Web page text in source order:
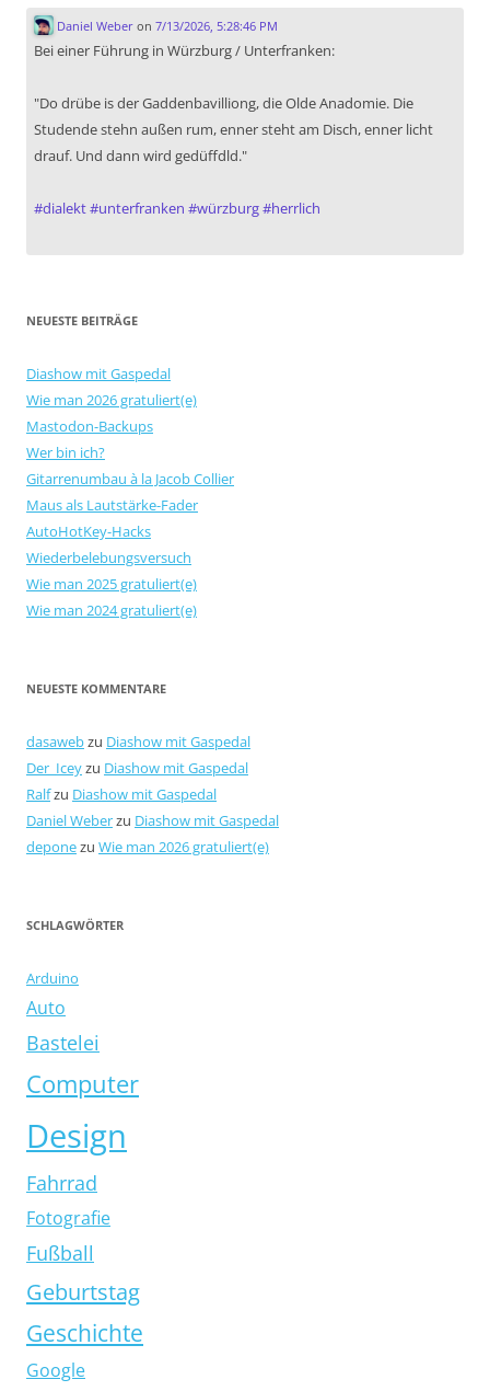
Daniel Weberon 7/13/2026, 5:28:46 PM
Bei einer Führung in Würzburg / Unterfranken:
"Do drübe is der Gaddenbavilliong, die Olde Anadomie. Die
Studende stehn außen rum, enner steht am Disch, enner licht
drauf. Und dann wird gedüffdld."
#dialekt#unterfranken #würzburg#herrlich
NEUESTE BEITRÄGE
Diashow mit Gaspedal
Wie man 2026 gratuliert(e)
Mastodon-Backups
Wer bin ich?
Gitarrenumbau à la Jacob Collier
Maus als Lautstärke-Fader
AutoHotKey-Hacks
Wiederbelebungsversuch
Wie man 2025 gratuliert(e)
Wie man 2024 gratuliert(e)
NEUESTE KOMMENTARE
dasawebzu Diashow mit Gaspedal
Der_Iceyzu Diashow mit Gaspedal
Ralfzu Diashow mit Gaspedal
Daniel Weberzu Diashow mit Gaspedal
deponezu Wie man 2026 gratuliert(e)
SCHLAGWÖRTER
Arduino
Auto
Bastelei
Computer
Design
Fahrrad
Fotografie
Fußball
Geburtstag
Geschichte
Google